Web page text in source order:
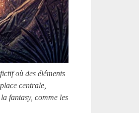
où des éléments
centrale,
fantasy, comme les